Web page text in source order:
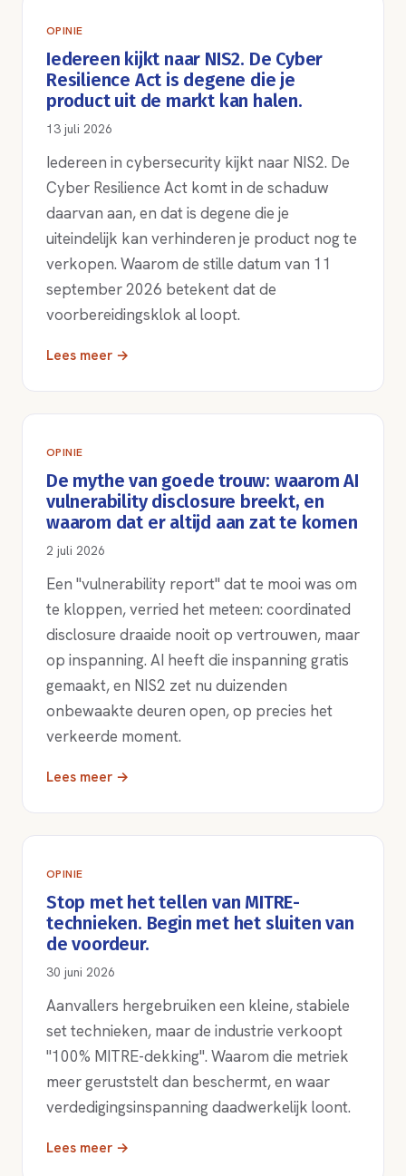
OPINIE
Iedereen kijkt naar NIS2. De Cyber
Resilience Act is degene die je
product uit de markt kan halen.
13 juli 2026
Iedereen in cybersecurity kijkt naar NIS2. De
Cyber Resilience Act komt in de schaduw
daarvan aan, en dat is degene die je
uiteindelijk kan verhinderen je product nog te
verkopen. Waarom de stille datum van 11
september 2026 betekent dat de
voorbereidingsklok al loopt.
Lees meer →
OPINIE
De mythe van goede trouw: waarom AI
vulnerability disclosure breekt, en
waarom dat er altijd aan zat te komen
2 juli 2026
Een "vulnerability report" dat te mooi was om
te kloppen, verried het meteen: coordinated
disclosure draaide nooit op vertrouwen, maar
op inspanning. AI heeft die inspanning gratis
gemaakt, en NIS2 zet nu duizenden
onbewaakte deuren open, op precies het
verkeerde moment.
Lees meer →
OPINIE
Stop met het tellen van MITRE-
technieken. Begin met het sluiten van
de voordeur.
30 juni 2026
Aanvallers hergebruiken een kleine, stabiele
set technieken, maar de industrie verkoopt
"100% MITRE-dekking". Waarom die metriek
meer geruststelt dan beschermt, en waar
verdedigingsinspanning daadwerkelijk loont.
Lees meer →